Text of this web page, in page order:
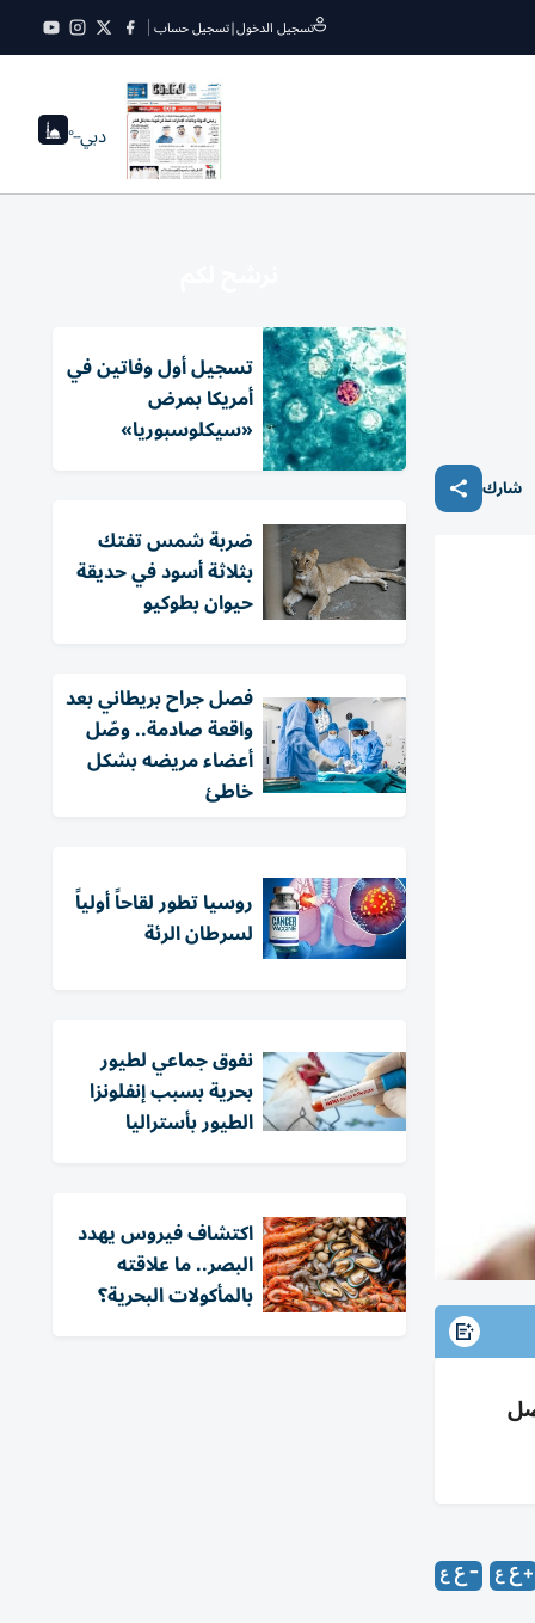
تسجيل الدخول|تسجيل حساب
دبي--°
شارك
والسرطان 23% بفضل
تسجيل أول وفاتين في
أمريكا بمرض
«سيكلوسبوريا»
ضربة شمس تفتك
بثلاثة أسود في حديقة
حيوان بطوكيو
فصل جراح بريطاني بعد
واقعة صادمة.. وصّل
أعضاء مريضه بشكل
خاطئ
روسيا تطور لقاحاً أولياً
لسرطان الرئة
نفوق جماعي لطيور
بحرية بسبب إنفلونزا
الطيور بأستراليا
اكتشاف فيروس يهدد
البصر.. ما علاقته
بالمأكولات البحرية؟